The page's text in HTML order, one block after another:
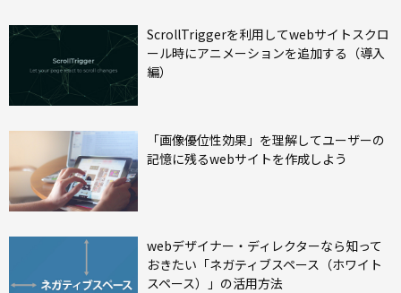
ScrollTriggerを利用してwebサイトスクロ
ール時にアニメーションを追加する（導入
編）
「画像優位性効果」を理解してユーザーの
記憶に残るwebサイトを作成しよう
webデザイナー・ディレクターなら知って
おきたい「ネガティブスペース（ホワイト
スペース）」の活用方法